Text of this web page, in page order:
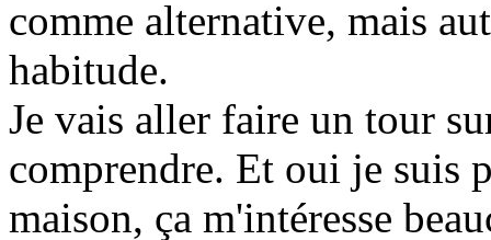
comme alternative, mais
habitude.
Je vais aller faire un tour
comprendre. Et oui je suis
maison, ça m'intéresse